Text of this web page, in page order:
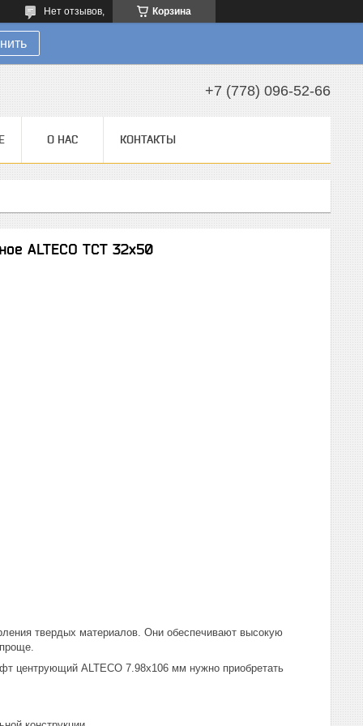
Корзина
Нет отзывов,
+7 (778) 096-52-66
О НАС КОНТАКТЫ
ALTECO TCT 32х50
твердых материалов. Они обеспечивают высокую
центрующий ALTECO 7.98х106 мм нужно приобретать